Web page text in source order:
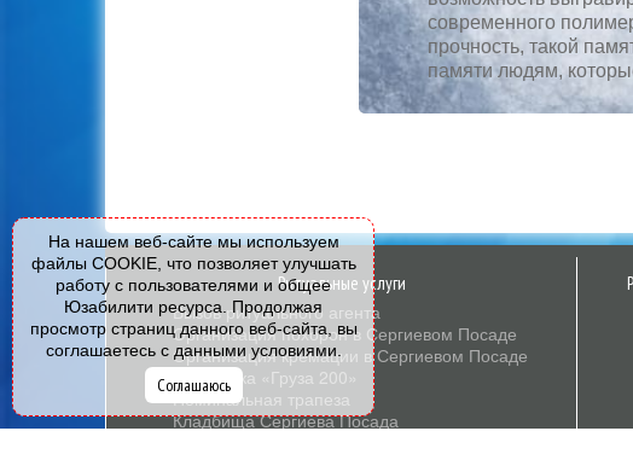
современного
прочность, такой
памяти людям,
Ритуальные услуги
Вызов ритуального агента
Организация похорон в Сергиевом Посаде
Организация кремации в Сергиевом Посаде
Перевозка «Груза 200»
Поминальная трапеза
Кладбища Сергиева Посада
На нашем веб-сайте мы используем
файлы COOKIE, что позволяет улучшать
работу с пользователями и общее
Юзабилити ресурса. Продолжая
просмотр страниц данного веб-сайта, вы
соглашаетесь с данными условиями.
Соглашаюсь